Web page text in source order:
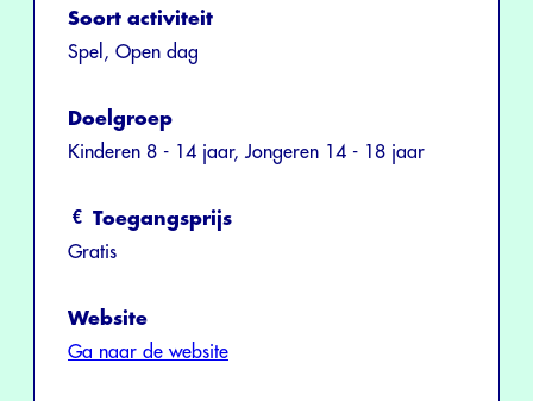
Soort activiteit
Spel, Open dag
Doelgroep
Kinderen 8 - 14 jaar, Jongeren 14 - 18 jaar
Toegangsprijs
Gratis
Website
Ga naar de website